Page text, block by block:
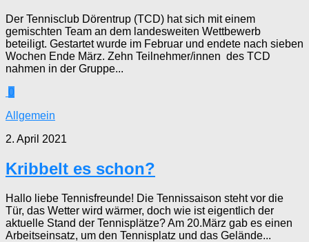
Der Tennisclub Dörentrup (TCD) hat sich mit einem
gemischten Team an dem landesweiten Wettbewerb
beteiligt. Gestartet wurde im Februar und endete nach sieben
Wochen Ende März. Zehn Teilnehmer/innen des TCD
nahmen in der Gruppe...
0
Allgemein
2. April 2021
Kribbelt es schon?
Hallo liebe Tennisfreunde! Die Tennissaison steht vor die
Tür, das Wetter wird wärmer, doch wie ist eigentlich der
aktuelle Stand der Tennisplätze? Am 20.März gab es einen
Arbeitseinsatz, um den Tennisplatz und das Gelände...